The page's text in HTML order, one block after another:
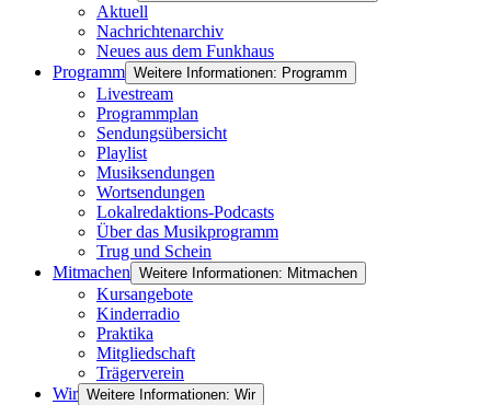
Aktuell
Nachrichtenarchiv
Neues aus dem Funkhaus
Programm Weitere Informationen: Programm
Livestream
Programmplan
Sendungsübersicht
Playlist
Musiksendungen
Wortsendungen
Lokalredaktions-Podcasts
Über das Musikprogramm
Trug und Schein
Mitmachen Weitere Informationen: Mitmachen
Kursangebote
Kinderradio
Praktika
Mitgliedschaft
Trägerverein
Wir Weitere Informationen: Wir